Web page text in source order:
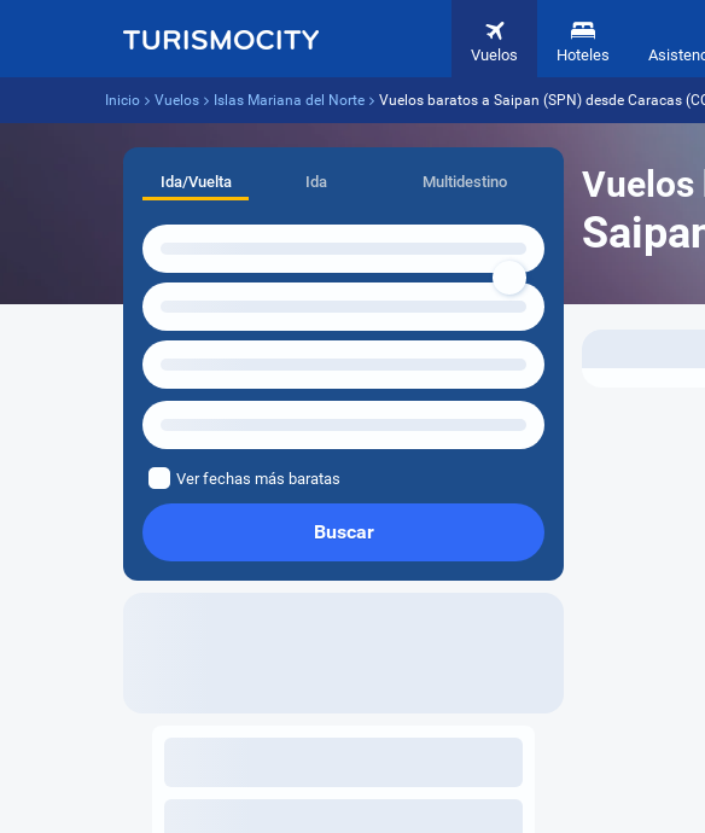
Vuelos Hoteles
Inicio Vuelos Islas Mariana del Norte Vuelos baratos a Saipan (SPN) desde Caracas
Vuelos
Ida/Vuelta Ida Multidestino
Ver fechas más baratas
Buscar